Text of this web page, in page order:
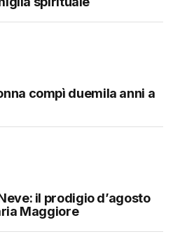
compì duemila anni a
il prodigio d’agosto
Maggiore